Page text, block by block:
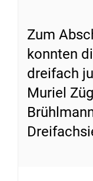
Zum
konnten
dreifach
Muriel